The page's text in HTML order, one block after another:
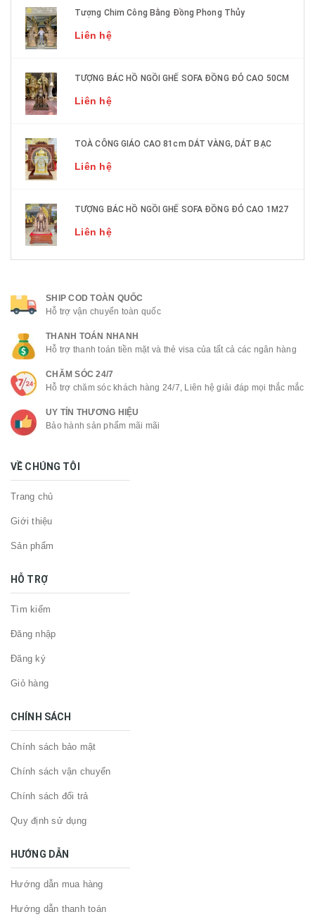
Tượng Chim Công Bằng Đồng Phong Thủy
Liên hệ
TƯỢNG BÁC HỒ NGỒI GHẾ SOFA ĐỒNG ĐỎ CAO 50CM
Liên hệ
TOÀ CÔNG GIÁO CAO 81cm DÁT VÀNG, DÁT BẠC
Liên hệ
TƯỢNG BÁC HỒ NGỒI GHẾ SOFA ĐỒNG ĐỎ CAO 1M27
Liên hệ
SHIP COD TOÀN QUỐC
Hỗ trợ vận chuyển toàn quốc
THANH TOÁN NHANH
Hỗ trợ thanh toán tiền mặt và thẻ visa của tất cả các ngân hàng
CHĂM SÓC 24/7
Hỗ trợ chăm sóc khách hàng 24/7, Liên hệ giải đáp mọi thắc mắc
UY TÍN THƯƠNG HIỆU
Bảo hành sản phẩm mãi mãi
VỀ CHÚNG TÔI
Trang chủ
Giới thiệu
Sản phẩm
HỖ TRỢ
Tìm kiếm
Đăng nhập
Đăng ký
Giỏ hàng
CHÍNH SÁCH
Chính sách bảo mật
Chính sách vận chuyển
Chính sách đổi trả
Quy định sử dụng
HƯỚNG DẪN
Hướng dẫn mua hàng
Hướng dẫn thanh toán